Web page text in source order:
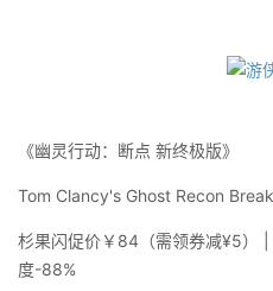
《幽灵行动：断点 新终极版》
Tom Clancy's Ghost Recon
杉果闪促价￥84（需领券减¥5）
度-88%